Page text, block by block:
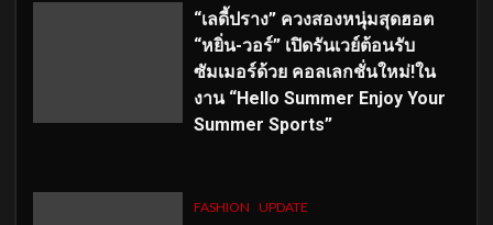
“เลดี้ปราง” ควงสองหนุ่มสุดฮอต
“หยิ่น-วอร์” เปิดรันเวย์ต้อนรับ
ซัมเมอร์ด้วย คอลเลกชั่นใหม่!ใน
งาน “Hello Summer Enjoy Your
Summer Sports”
FASHION UPDATE